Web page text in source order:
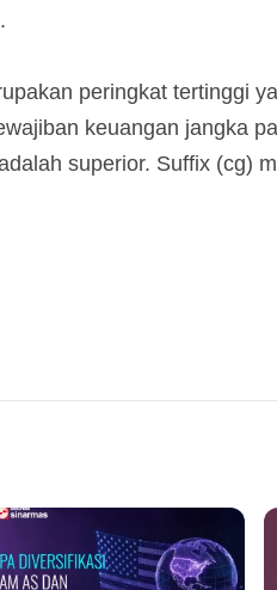
peringkat tertinggi
keuangan jangka
superior. Suffix (cg)